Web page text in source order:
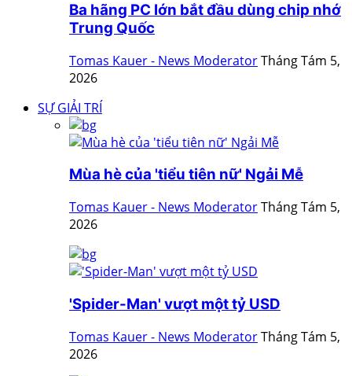
Ba hãng PC lớn bắt đầu dùng chip nhớ
Trung Quốc
Tomas Kauer - News ModeratorTháng Tám 5,
2026
SỰ GIẢI TRÍ
Mùa hè của 'tiểu tiên nữ' Ngải Mễ
Tomas Kauer - News ModeratorTháng Tám 5,
2026
'Spider-Man' vượt một tỷ USD
Tomas Kauer - News ModeratorTháng Tám 5,
2026